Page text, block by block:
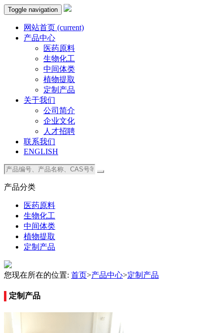
Toggle navigation
网站首页 (current)
产品中心
医药原料
生物化工
中间体类
植物提取
定制产品
关于我们
公司简介
企业文化
人才招聘
联系我们
ENGLISH
产品分类
医药原料
生物化工
中间体类
植物提取
定制产品
您现在所在的位置: 首页>产品中心>定制产品
定制产品